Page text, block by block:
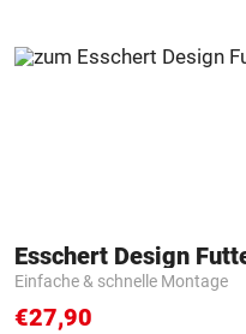
Einfache & schnelle Montage
€27,90